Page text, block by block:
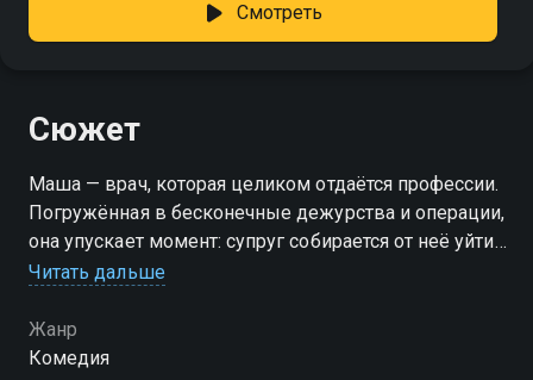
Смотреть
Сюжет
Маша — врач, которая целиком отдаётся профессии.
Погружённая в бесконечные дежурства и операции,
она упускает момент: супруг собирается от неё уйти.
Когда правда всплывает, мир героини рушится. На
ещё эта новость. Привыкшая добиваться своего,
девушка не хочет просто так отдавать мужа
Читать дальше
Жанр
Комедия